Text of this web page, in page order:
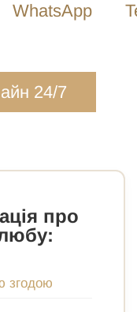
WhatsApp
24/7
про
згодою